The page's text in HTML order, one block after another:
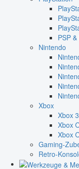
PSP
Nintendo
Xbox
Xbox
Xbox
Xbox
Gaming-
Retro-